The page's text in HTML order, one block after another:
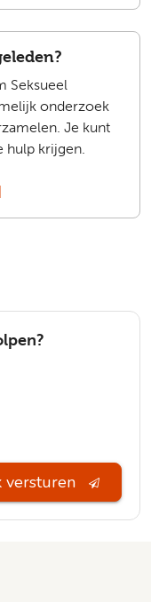
Seksueel
onderzoek
Je kunt
hulp krijgen.
versturen